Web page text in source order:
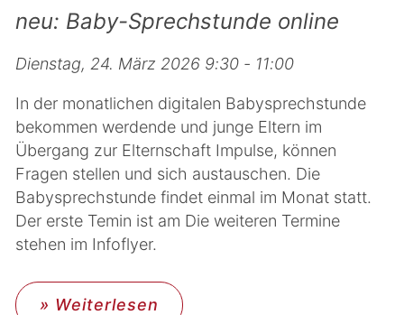
neu: Baby-Sprechstunde online
Dienstag, 24. März 2026 9:30 - 11:00
In der monatlichen digitalen Babysprechstunde
bekommen werdende und junge Eltern im
Übergang zur Elternschaft Impulse, können
Fragen stellen und sich austauschen. Die
Babysprechstunde findet einmal im Monat statt.
Der erste Temin ist am Die weiteren Termine
stehen im Infoflyer.
» Weiterlesen